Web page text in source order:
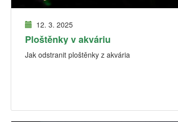
12. 3. 2025
Ploštěnky v akváriu
Jak odstranit ploštěnky z akvária